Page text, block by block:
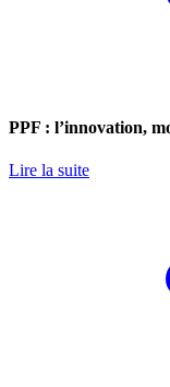
PPF : l’innovation,
Lire la suite